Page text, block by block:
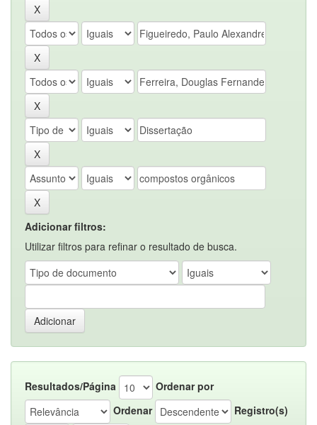
Adicionar filtros:
Utilizar filtros para refinar o resultado de busca.
Resultados/Página
Ordenar por
Ordenar
Registro(s)